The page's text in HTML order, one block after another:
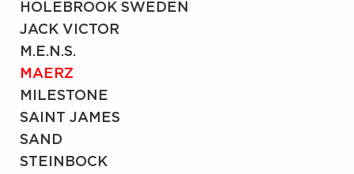
HOLEBROOK SWEDEN
JACK VICTOR
M.E.N.S.
MAERZ
MILESTONE
SAINT JAMES
SAND
STEINBOCK